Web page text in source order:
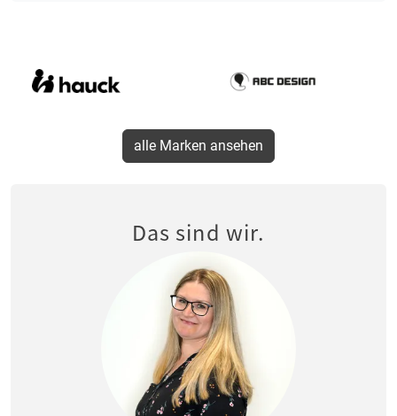
alle Marken ansehen
Das sind wir.